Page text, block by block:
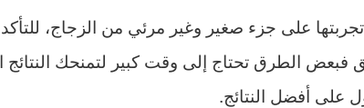
على جزء صغير وغير مرئي من الزجاج،
فبعض الطرق تحتاج إلى وقت كبير لتمنحك
على أفضل النتائج.